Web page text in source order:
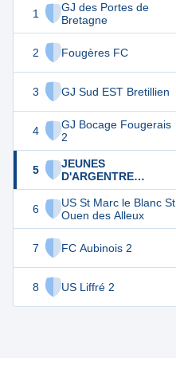
1
GJ des Portes de
Bretagne
2 Fougères FC
3 GJ Sud EST Bretillien
4
GJ Bocage Fougerais
2
5
JEUNES
D'ARGENTRE
FOOTBALL
6
US St Marc le Blanc St
Ouen des Alleux
7 FC Aubinois 2
8 US Liffré 2
13
7 5
5 5
0 5